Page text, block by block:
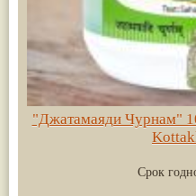
"Джатамаяди Чурнам"
Срок